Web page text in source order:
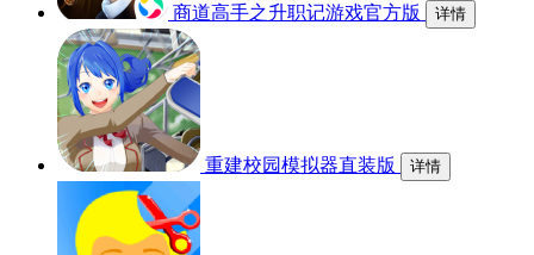
商道高手之升职记游戏官方版 详情
重建校园模拟器直装版 详情